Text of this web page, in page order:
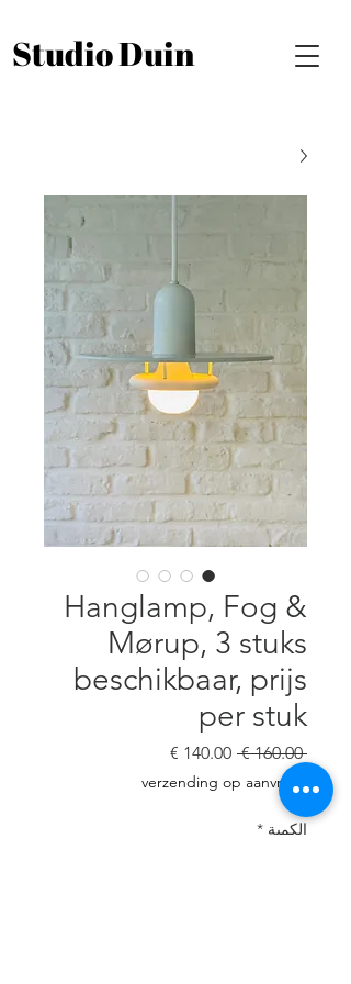
Studio Duin
Hanglamp, Fog &
Mørup, 3 stuks
beschikbaar, prijs
per stuk
‏160.00 €
سعر
سعر
verzending op aanvraag
الكمية *